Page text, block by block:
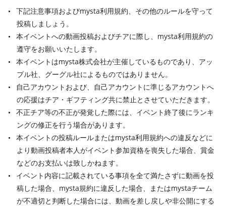
下記注意事項およびmysta利用規約、その他のルールを守って
投稿しましょう。
本イベントへの動画投稿およびチアに際し、mysta利用規約の
遵守をお願いいたします。
本イベントはmysta株式会社が主催しているものであり、アッ
プル社、グーグル社によるものではありません。
自己アカウントおよび、自己アカウントに準じるアカウントへ
の応援はチア・ギフティング共に禁止とさせていただきます。
不正チア等の不正が発覚した際には、イベント終了後にランキ
ングの修正を行う場合があります。
本イベントの投稿ルールまたはmysta利用規約への違反などに
より動画投稿者本人がイベント参加資格を喪失した場合、賞金
などのお支払いは致しかねます。
イベント内容に記載されている事項を全て満たさずに動画を投
稿した場合、mysta規約に違反した場合、またはmystaチーム
が不適切と判断した場合には、動画を差し戻しや非公開にする